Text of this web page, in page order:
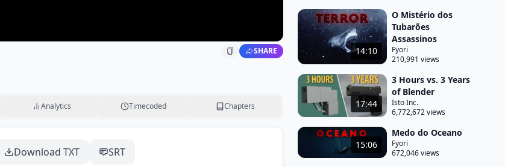
SHARE
Analytics Timecoded Chapters
Download TXT SRT
14:10
O Mistério dos
Tubarões
Assassinos
Fyori
210,991 views
17:44
3 Hours vs. 3 Years
of Blender
Isto Inc.
6,772,672 views
15:06
Medo do Oceano
Fyori
672,046 views